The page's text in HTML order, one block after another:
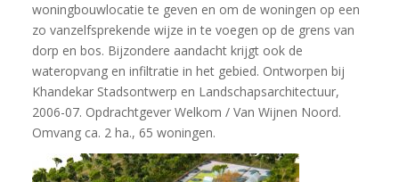
woningbouwlocatie te geven en om de woningen op een
zo vanzelfsprekende wijze in te voegen op de grens van
dorp en bos. Bijzondere aandacht krijgt ook de
wateropvang en infiltratie in het gebied. Ontworpen bij
Khandekar Stadsontwerp en Landschapsarchitectuur,
2006-07. Opdrachtgever Welkom / Van Wijnen Noord.
Omvang ca. 2 ha., 65 woningen.